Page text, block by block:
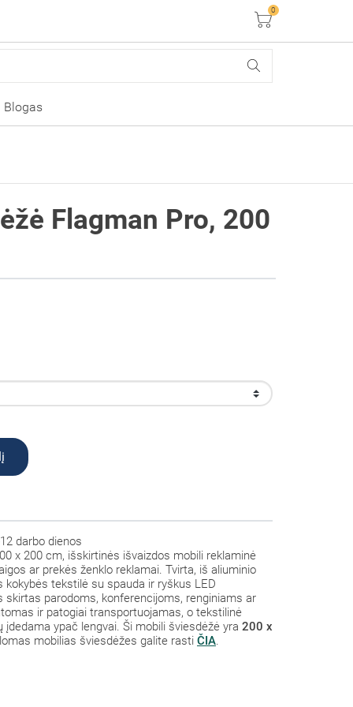
Krepšelis
0
Blogas
Flagman Pro, 200
darbo dienos
x 200 cm, išskirtinės išvaizdos mobili reklaminė
ar prekės ženklo reklamai. Tvirta, iš aliuminio
tekstilė su spauda ir ryškus LED
skirtas parodoms, konferencijoms, renginiams ar
ir patogiai transportuojamas, o tekstilinė
ypač lengvai. Ši mobili šviesdėžė yra 200 x
mobilias šviesdėžes galite rasti ČIA.